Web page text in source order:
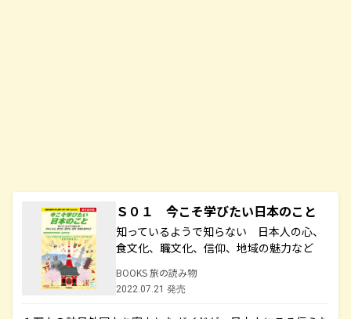
Ｓ０１ 今こそ学びたい日本のこと
知っているようで知らない 日本人の心、
食文化、職文化、信仰、地域の魅力など
BOOKS 旅の読み物
2022.07.21 発売